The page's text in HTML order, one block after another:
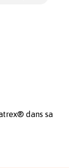
dans sa